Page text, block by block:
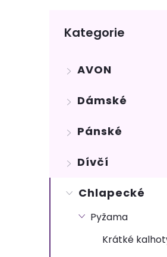
a
kategorie
Kategorie
AVON
Dámské
Pánské
Dívčí
Chlapecké
Pyžama
Krátké